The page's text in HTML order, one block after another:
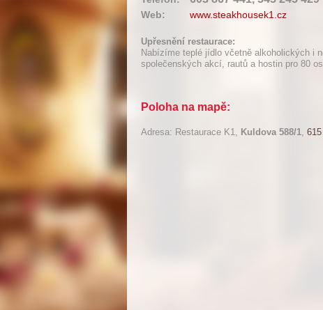
Web: www.steakhousek1.cz
Upřesnění restaurace:
Nabízíme teplé jídlo včetně alkoholických i
společenských akcí, rautů a hostin pro 80
Poloha na mapě:
Adresa: Restaurace K1, Kuldova 588/1,